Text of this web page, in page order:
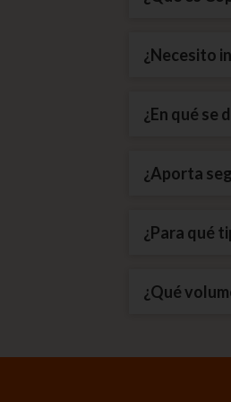
¿Necesito
¿En qué se
¿Aporta
¿Para qué
¿Qué